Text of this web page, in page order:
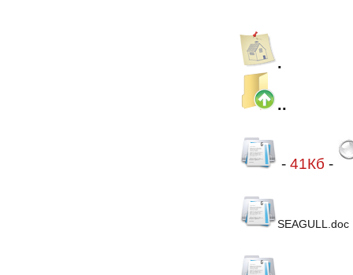
.
..
- 41Кб -
SEAGULL.doc